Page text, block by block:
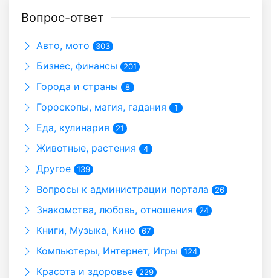
Вопрос-ответ
Авто, мото 303
Бизнес, финансы 201
Города и страны 8
Гороскопы, магия, гадания 1
Еда, кулинария 21
Животные, растения 4
Другое 139
Вопросы к администрации портала 26
Знакомства, любовь, отношения 24
Книги, Музыка, Кино 67
Компьютеры, Интернет, Игры 124
Красота и здоровье 229